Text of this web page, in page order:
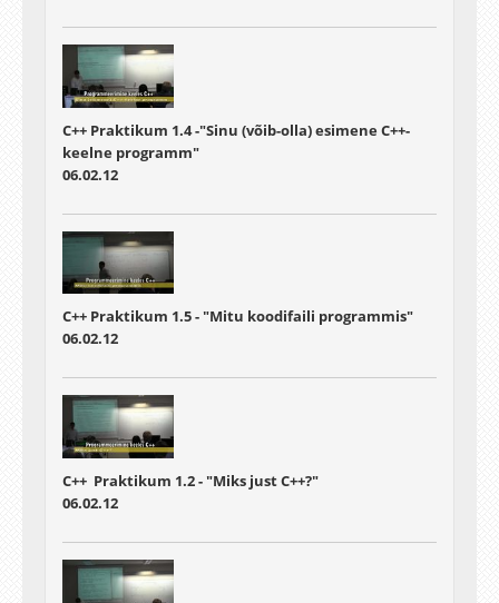
C++ Praktikum 1.4 -"Sinu (võib-olla) esimene C++-
keelne programm"
06.02.12
C++ Praktikum 1.5 - "Mitu koodifaili programmis"
06.02.12
C++ Praktikum 1.2 - "Miks just C++?"
06.02.12